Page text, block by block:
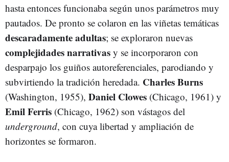
hasta entonces funcionaba según unos parámetros muy
pautados. De pronto se colaron en las viñetas temáticas
descaradamente adultas; se exploraron nuevas
complejidades narrativas y se incorporaron con
desparpajo los guiños autoreferenciales, parodiando y
subvirtiendo la tradición heredada. Charles Burns
(Washington, 1955), Daniel Clowes (Chicago, 1961) y
Emil Ferris (Chicago, 1962) son vástagos del
underground, con cuya libertad y ampliación de
horizontes se formaron.